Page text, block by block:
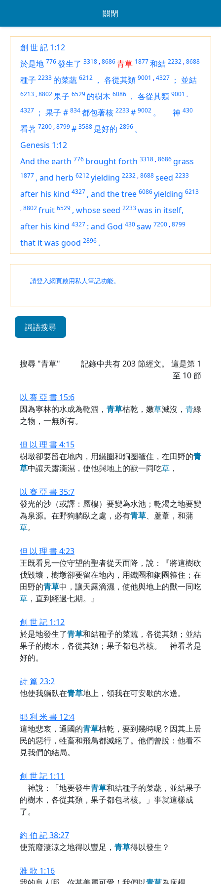
關閉
創 世 記 1:12
於是地 776發生了 3318 ,8686青草 1877和結 2232 ,8688
種子 2233 的菜蔬 6212 ， 各從其類 9001 ,4327 ； 並結
6213 ,8802果子 6529 的樹木 6086 ， 各從其類 9001 ,
4327 ； 果子 # 834都包著核 2233# 9002 。 神 430
看著 7200 ,8799# 3588 是好的 2896 。
Genesis 1:12
And the earth 776 brought forth 3318 ,8686 grass
1877 , and herb 6212yielding 2232 ,8688seed 2233
after his kind 4327 , and the tree 6086yielding 6213
,8802fruit 6529 , whose seed 2233was in itself,
after his kind 4327 : and God 430saw 7200 ,8799
that it was good 2896 .
請登入網頁啟用私人筆記功能。
詞語搜尋
搜尋 "青草" 記錄中共有203節經文。 這是第 1
至 10 節
以 賽 亞 書 15:6
因為寧林的水成為乾涸， 青草枯乾，嫩草滅沒， 青綠
之物，一無所有。
但 以 理 書 4:15
樹墩卻要留在地內，用鐵圈和銅圈箍住，在田野的青
草中讓天露滴濕，使他與地上的獸一同吃草 ，
以 賽 亞 書 35:7
發光的沙（或譯：蜃樓）要變為水池；乾渴之地要變
為泉源。在野狗躺臥之處，必有青草、蘆葦，和蒲
草。
但 以 理 書 4:23
王既看見一位守望的聖者從天而降，說：『將這樹砍
伐毀壞，樹墩卻要留在地內，用鐵圈和銅圈箍住；在
田野的青草中，讓天露滴濕，使他與地上的獸一同吃
草 ，直到經過七期。』
創 世 記 1:12
於是地發生了青草和結種子的菜蔬，各從其類；並結
果子的樹木，各從其類；果子都包著核。 神看著是
好的。
詩 篇 23:2
他使我躺臥在青草地上，領我在可安歇的水邊。
耶 利 米 書 12:4
這地悲哀，通國的青草枯乾，要到幾時呢？因其上居
民的惡行，牲畜和飛鳥都滅絕了。他們曾說：他看不
見我們的結局。
創 世 記 1:11
神說：「地要發生青草和結種子的菜蔬，並結果子
的樹木，各從其類，果子都包著核。」事就這樣成
了。
約 伯 記 38:27
使荒廢淒涼之地得以豐足， 青草得以發生？
雅 歌 1:16